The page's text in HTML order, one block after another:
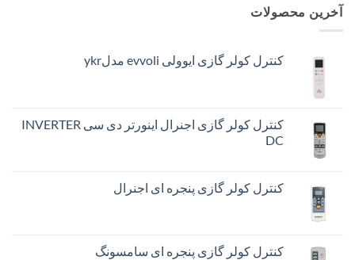
آخرین محصولات
کنترل کولر گازی ایوولی evvoli مدلykr
کنترل کولر گازی اجنرال اینورتر دی سی INVERTER
DC
کنترل کولر گازی پنجره ای اجنرال
کنترل کولر گازی پنجره ای سامسونگ